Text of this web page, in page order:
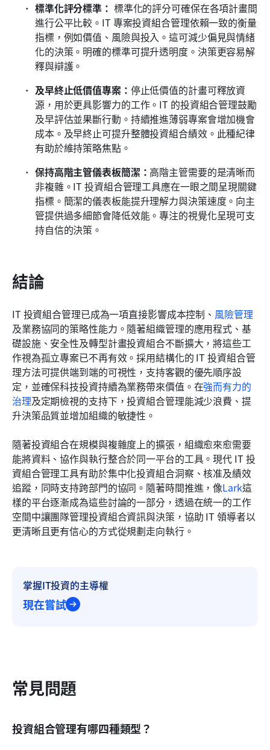
標準化評分標準： 標準化的評分可確保在各項計畫間
進行公平比較。IT 專案投資組合管理依賴一致的衡量
指標，例如價值、風險與投入。這可減少偏見與情緒
化的決策。明確的標準可提升透明度。決策更容易解
釋與辯護。
及早終止低價值專案： 停止低價值的計畫可釋放資
源，用於更具影響力的工作。IT 的投資組合管理鼓勵
及早評估並果斷行動。持續推進薄弱專案會增加機會
成本。及早終止可提升整體投資組合績效。此種紀律
有助於維持策略焦點。
保持高階主管儀表板簡潔： 高階主管需要的是清晰而
非複雜。IT 投資組合管理工具應在一眼之間呈現關鍵
指標。簡潔的儀表板能提升理解力與決策速度。向主
管提供過多細節會降低效能。專注的視覺化呈現可支
持自信的決策。
結論
IT 投資組合管理已成為一項直接影響成本控制、 風險管理
及業務協同的策略性能力。隨著組織管理的應用程式、基
礎設施、安全性及轉型計畫投資組合不斷擴大，將這些工
作視為孤立專案已不再有效。採用結構化的 IT 投資組合管
理方法可提供端到端的可視性，支持客觀的優先順序設
定，並確保科技投資持續為業務帶來價值。在強而有力的
治理及定期檢視的支持下，投資組合管理能減少浪費、提
升決策品質並增加組織的敏捷性。
隨著投資組合在規模與複雜度上的擴張，組織愈來愈需要
能將資料、協作與執行整合於同一平台的工具。現代 IT 投
資組合管理工具有助於集中化投資組合洞察、核准及績效
追蹤，同時支持跨部門的協同。隨著時間推進，像Lark這
樣的平台逐漸成為這些討論的一部分，透過在統一的工作
空間中讓團隊管理投資組合資訊與決策，協助 IT 領導者以
更清晰且更有信心的方式從規劃走向執行。
掌握IT投資的主導權
現在嘗試
常見問題
投資組合管理有哪四種類型？